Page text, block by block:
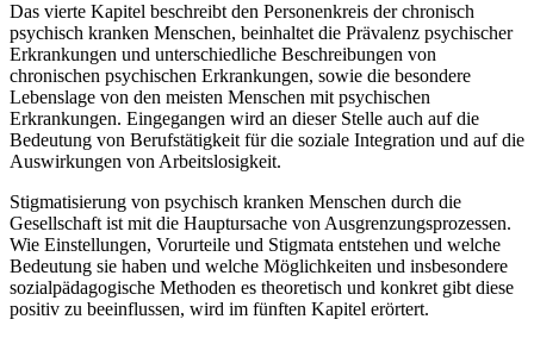
Das vierte Kapitel beschreibt den Personenkreis der chronisch
psychisch kranken Men­schen, beinhaltet die Prävalenz psychischer
Erkrankungen und unterschiedliche Beschrei­bungen von
chronischen psychischen Erkrankungen, sowie die besondere
Lebenslage von den meisten Menschen mit psychischen
Erkrankungen. Eingegangen wird an dieser Stelle auch auf die
Bedeutung von Berufstätigkeit für die soziale Integration und auf die
Auswir­kungen von Arbeitslosigkeit.
Stigmatisierung von psychisch kranken Menschen durch die
Gesellschaft ist mit die Hauptursache von Ausgrenzungsprozessen.
Wie Einstellungen, Vorurteile und Stigmata entstehen und welche
Bedeutung sie haben und welche Möglichkeiten und insbesondere
sozialpädagogische Methoden es theoretisch und konkret gibt diese
positiv zu beeinflus­sen, wird im fünften Kapitel erörtert.